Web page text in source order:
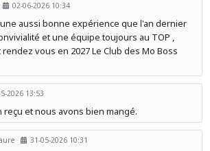
02-06-2026 10:34
aussi bonne expérience que l'an dernier
et une équipe toujours au TOP ,
vous en 2027 Le Club des Mo Boss
2026 13:53
et nous avons bien mangé.
31-05-2026 10:31